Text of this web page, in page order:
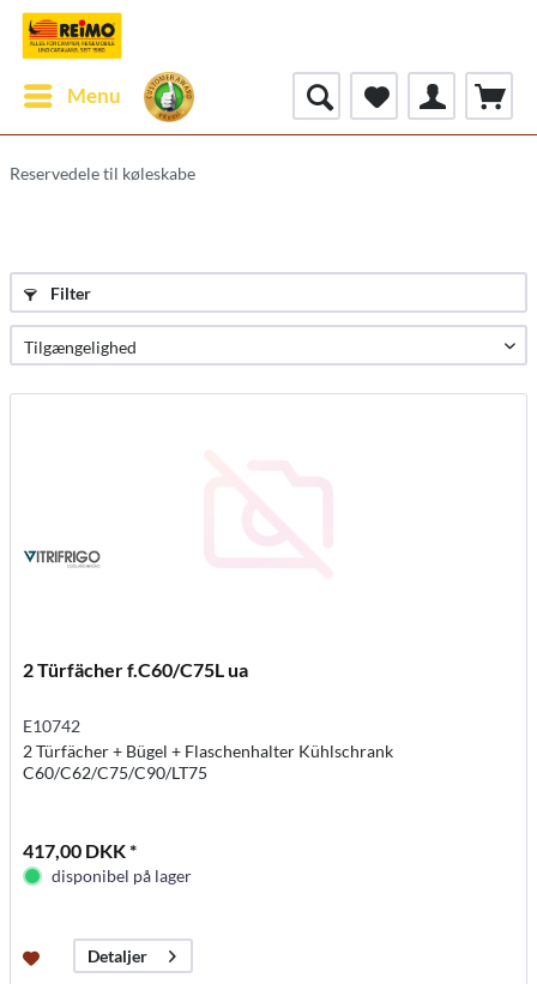
Menu
Reservedele til køleskabe
Filter
2 Türfächer f.C60/C75L ua
E10742
2 Türfächer + Bügel + Flaschenhalter Kühlschrank
C60/C62/C75/C90/LT75
417,00 DKK *
disponibel på lager
Detaljer